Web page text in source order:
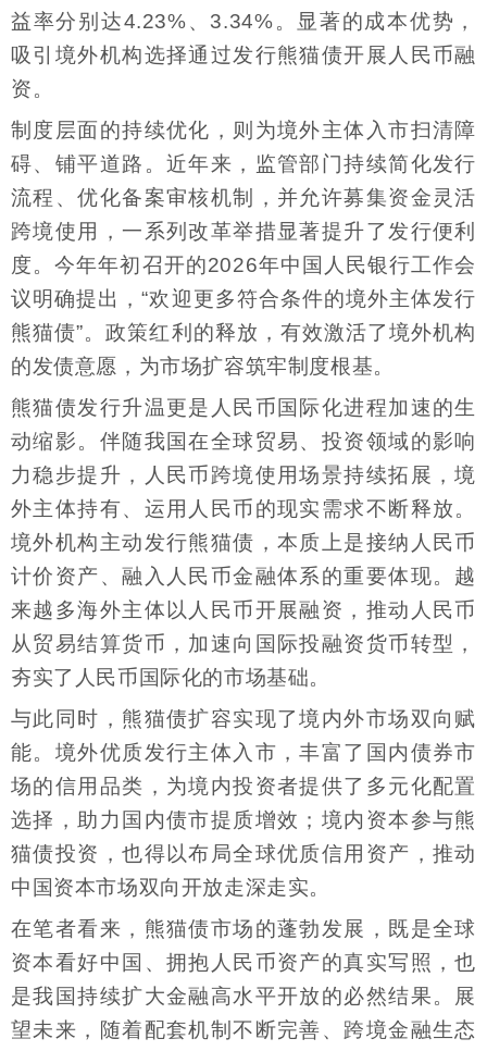
益率分别达4.23%、3.34%。显著的成本优势，
吸引境外机构选择通过发行熊猫债开展人民币融
资。
制度层面的持续优化，则为境外主体入市扫清障
碍、铺平道路。近年来，监管部门持续简化发行
流程、优化备案审核机制，并允许募集资金灵活
跨境使用，一系列改革举措显著提升了发行便利
度。今年年初召开的2026年中国人民银行工作会
议明确提出，“欢迎更多符合条件的境外主体发行
熊猫债”。政策红利的释放，有效激活了境外机构
的发债意愿，为市场扩容筑牢制度根基。
熊猫债发行升温更是人民币国际化进程加速的生
动缩影。伴随我国在全球贸易、投资领域的影响
力稳步提升，人民币跨境使用场景持续拓展，境
外主体持有、运用人民币的现实需求不断释放。
境外机构主动发行熊猫债，本质上是接纳人民币
计价资产、融入人民币金融体系的重要体现。越
来越多海外主体以人民币开展融资，推动人民币
从贸易结算货币，加速向国际投融资货币转型，
夯实了人民币国际化的市场基础。
与此同时，熊猫债扩容实现了境内外市场双向赋
能。境外优质发行主体入市，丰富了国内债券市
场的信用品类，为境内投资者提供了多元化配置
选择，助力国内债市提质增效；境内资本参与熊
猫债投资，也得以布局全球优质信用资产，推动
中国资本市场双向开放走深走实。
在笔者看来，熊猫债市场的蓬勃发展，既是全球
资本看好中国、拥抱人民币资产的真实写照，也
是我国持续扩大金融高水平开放的必然结果。展
望未来，随着配套机制不断完善、跨境金融生态